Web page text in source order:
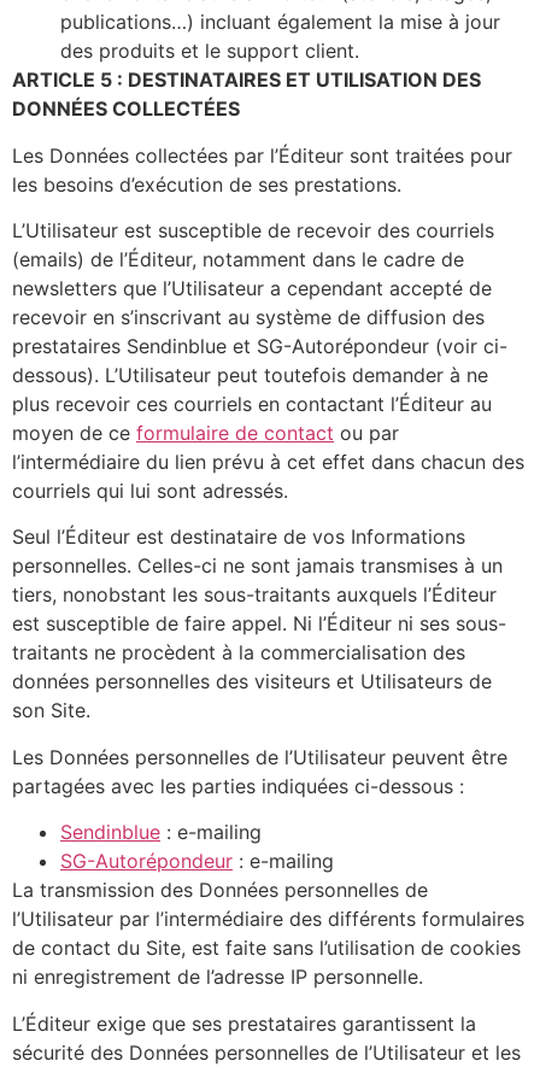
publications…) incluant également la mise à jour
des produits et le support client.
ARTICLE 5 : DESTINATAIRES ET UTILISATION DES
DONNÉES COLLECTÉES
Les Données collectées par l’Éditeur sont traitées pour
les besoins d’exécution de ses prestations.
L’Utilisateur est susceptible de recevoir des courriels
(emails) de l’Éditeur, notamment dans le cadre de
newsletters que l’Utilisateur a cependant accepté de
recevoir en s’inscrivant au système de diffusion des
prestataires Sendinblue et SG-Autorépondeur (voir ci-
dessous). L’Utilisateur peut toutefois demander à ne
plus recevoir ces courriels en contactant l’Éditeur au
moyen de ce formulaire de contact ou par
l’intermédiaire du lien prévu à cet effet dans chacun des
courriels qui lui sont adressés.
Seul l’Éditeur est destinataire de vos Informations
personnelles. Celles-ci ne sont jamais transmises à un
tiers, nonobstant les sous-traitants auxquels l’Éditeur
est susceptible de faire appel. Ni l’Éditeur ni ses sous-
traitants ne procèdent à la commercialisation des
données personnelles des visiteurs et Utilisateurs de
son Site.
Les Données personnelles de l’Utilisateur peuvent être
partagées avec les parties indiquées ci-dessous :
Sendinblue : e-mailing
SG-Autorépondeur : e-mailing
La transmission des Données personnelles de
l’Utilisateur par l’intermédiaire des différents formulaires
de contact du Site, est faite sans l’utilisation de cookies
ni enregistrement de l’adresse IP personnelle.
L’Éditeur exige que ses prestataires garantissent la
sécurité des Données personnelles de l’Utilisateur et les